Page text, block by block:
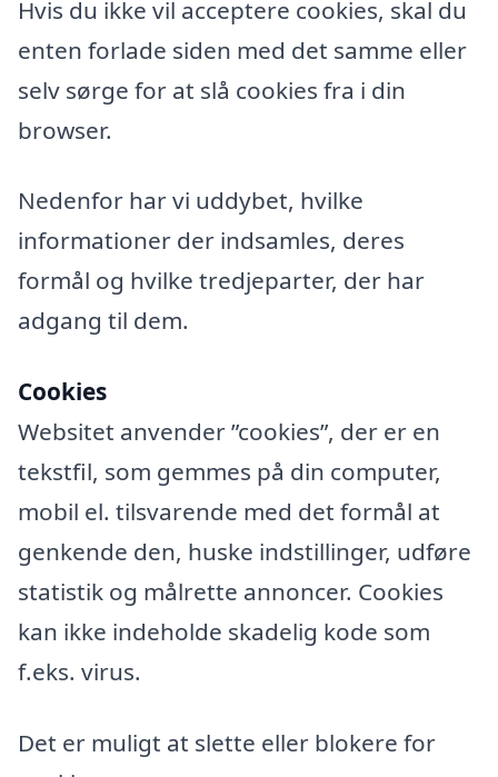
Hvis du ikke vil acceptere cookies, skal du
enten forlade siden med det samme eller
selv sørge for at slå cookies fra i din
browser.
Nedenfor har vi uddybet, hvilke
informationer der indsamles, deres
formål og hvilke tredjeparter, der har
adgang til dem.
Cookies
Websitet anvender ”cookies”, der er en
tekstfil, som gemmes på din computer,
mobil el. tilsvarende med det formål at
genkende den, huske indstillinger, udføre
statistik og målrette annoncer. Cookies
kan ikke indeholde skadelig kode som
f.eks. virus.
Det er muligt at slette eller blokere for